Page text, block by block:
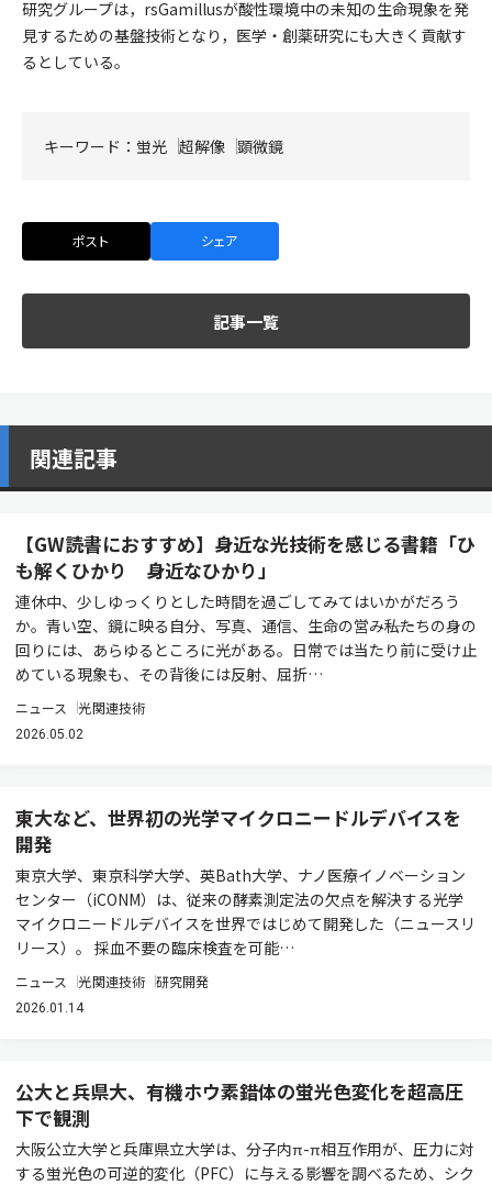
研究グループは，rsGamillusが酸性環境中の未知の生命現象を発
見するための基盤技術となり，医学・創薬研究にも大きく貢献す
るとしている。
キーワード： 蛍光 超解像 顕微鏡
ポスト シェア
記事一覧
関連記事
【GW読書におすすめ】身近な光技術を感じる書籍「ひ
も解くひかり 身近なひかり」
連休中、少しゆっくりとした時間を過ごしてみてはいかがだろう
か。青い空、鏡に映る自分、写真、通信、生命の営み――私たちの身の
回りには、あらゆるところに光がある。日常では当たり前に受け止
めている現象も、その背後には反射、屈折…
ニュース 光関連技術
2026.05.02
東大など、世界初の光学マイクロニードルデバイスを
開発
東京大学、東京科学大学、英Bath大学、ナノ医療イノベーション
センター（iCONM）は、従来の酵素測定法の欠点を解決する光学
マイクロニードルデバイスを世界ではじめて開発した（ニュースリ
リース）。 採血不要の臨床検査を可能…
ニュース 光関連技術 研究開発
2026.01.14
公大と兵県大、有機ホウ素錯体の蛍光色変化を超高圧
下で観測
大阪公立大学と兵庫県立大学は、分子内π-π相互作用が、圧力に対
する蛍光色の可逆的変化（PFC）に与える影響を調べるため、シク